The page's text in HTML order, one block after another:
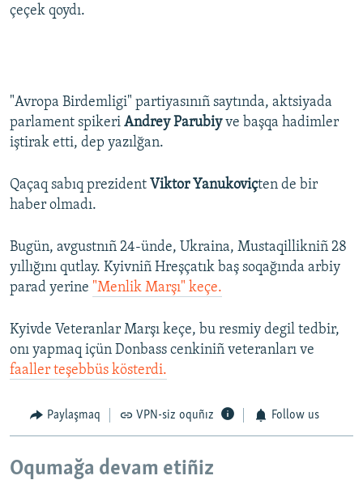
çeçek qoydı.
"Avropa Birdemligi" partiyasınıñ saytında, aktsiyada
parlament spikeri Andrey Parubiyve başqa hadimler
iştirak etti, dep yazılğan.
Qaçaq sabıq prezident Viktor Yanukoviçten de bir
haber olmadı.
Bugün, avgustnıñ 24-ünde, Ukraina, Mustaqillikniñ 28
yıllığını qutlay. Kyivniñ Hreşçatık baş soqağında arbiy
parad yerine "Menlik Marşı" keçe.
Kyivde Veteranlar Marşı keçe, bu resmiy degil tedbir,
onı yapmaq içün Donbass cenkiniñ veteranları ve
faaller teşebbüs kösterdi.
Paylaşmaq VPN-siz oquñız Follow us
Oqumağa devam etiñiz